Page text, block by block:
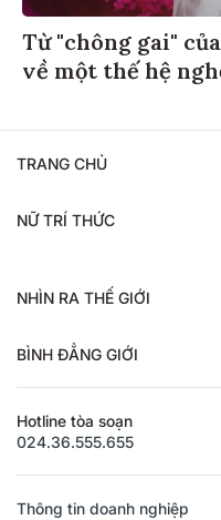
Từ "chông gai"
về một thế hệ
TRANG CHỦ
NỮ TRÍ THỨC
NHÌN RA THẾ GIỚI
BÌNH ĐẲNG GIỚI
Hotline tòa soạn
024.36.555.655
Thông tin doanh nghiệp